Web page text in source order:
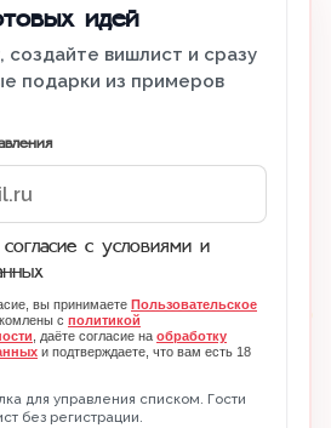
идей
создайте вишлист и сразу
подарки из примеров
с условиями и
вы принимаете Пользовательское
с политикой
, даёте согласие на обработку
и подтверждаете, что вам есть 18
для управления списком. Гости
без регистрации.